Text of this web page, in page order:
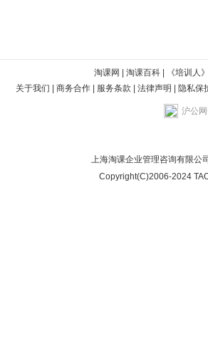
淘课网 淘课百科|
《培训人
关于我们
商务合作| 服务条款 法律声明 隐私保
沪公
上海淘课企业管理咨询有限公
Copyright(C)2006-2024